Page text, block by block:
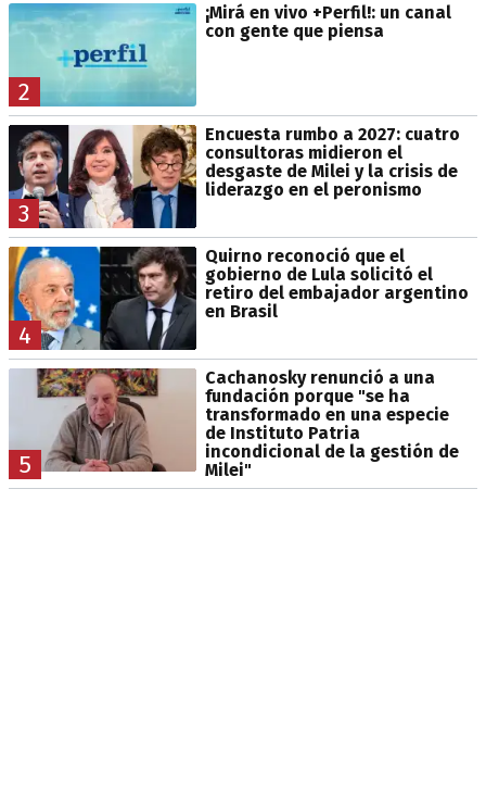
2
¡Mirá en vivo +Perfil!: un canal
con gente que piensa
3
Encuesta rumbo a 2027: cuatro
consultoras midieron el
desgaste de Milei y la crisis de
liderazgo en el peronismo
4
Quirno reconoció que el
gobierno de Lula solicitó el
retiro del embajador argentino
en Brasil
5
Cachanosky renunció a una
fundación porque "se ha
transformado en una especie
de Instituto Patria
incondicional de la gestión de
Milei"